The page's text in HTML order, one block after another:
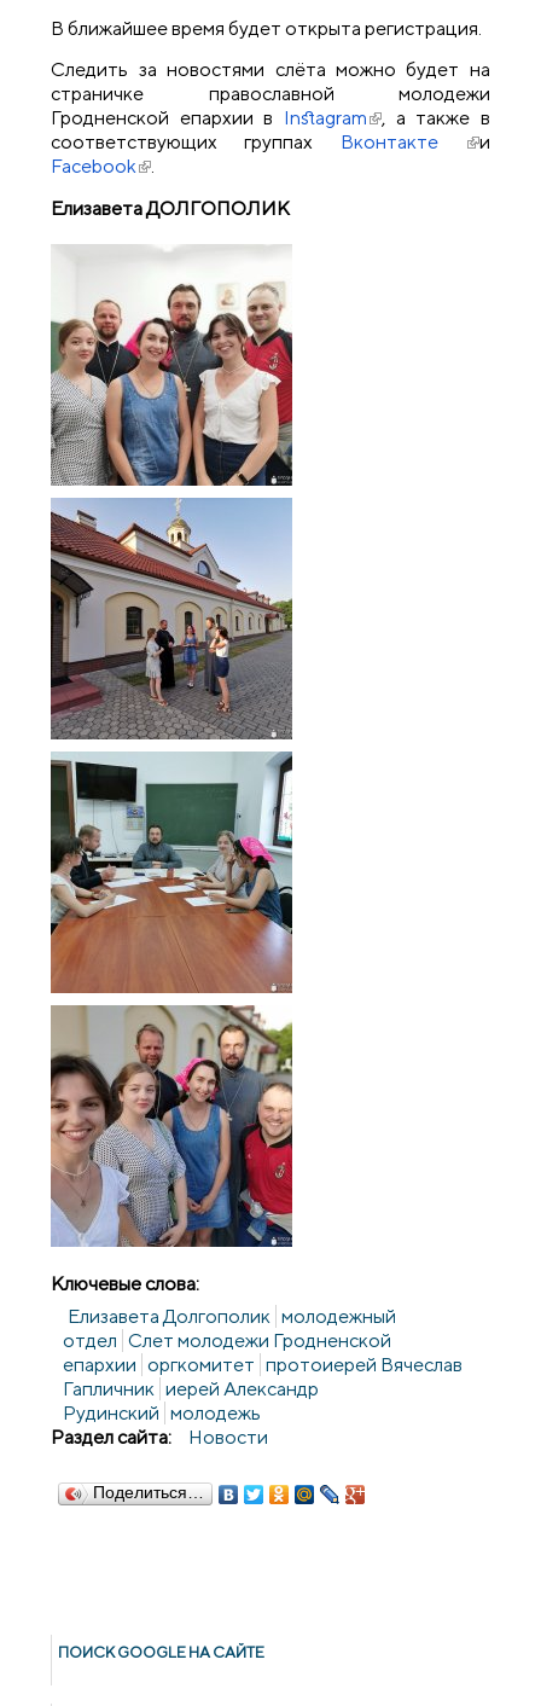
В ближайшее время будет открыта регистрация.
Следить за новостями слёта можно будет на
страничке православной молодежи
Гродненской епархии в Instagram(внешняя ссылка)
, а также в
соответствующих группах Вконтакте
и
Facebook(внешняя ссылка)
.
Елизавета ДОЛГОПОЛИК
Ключевые слова:
Елизавета Долгополик молодежный
отдел Слет молодежи Гродненской
епархии оргкомитет протоиерей Вячеслав
Гапличник иерей Александр
Рудинский молодежь
Раздел сайта:
Новости
Поделиться…
ПОИСК GOОGLE НА САЙТЕ